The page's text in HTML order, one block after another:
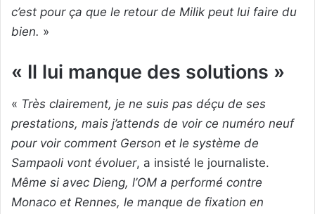
c’est pour ça que le retour de Milik peut lui faire du
bien. »
« Il lui manque des solutions »
« Très clairement, je ne suis pas déçu de ses
prestations, mais j’attends de voir ce numéro neuf
pour voir comment Gerson et le système de
Sampaoli vont évoluer, a insisté le journaliste.
Même si avec Dieng, l’OM a performé contre
Monaco et Rennes, le manque de fixation en